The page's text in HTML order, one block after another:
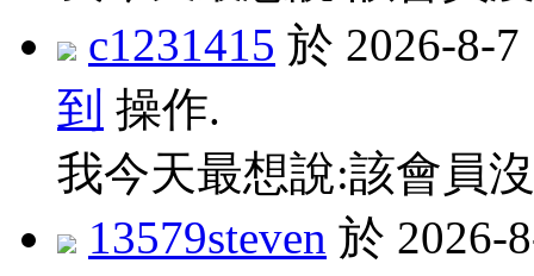
c1231415 於 2026-8-
到 操作.
我今天最想說:該會員
13579steven 於 2026-